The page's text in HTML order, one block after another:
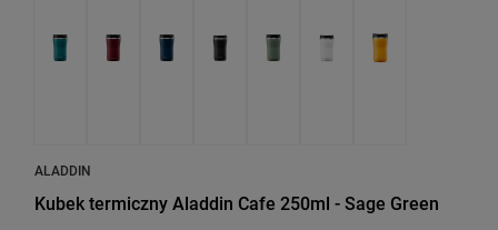
ALADDIN
Kubek termiczny Aladdin Cafe 250ml - Sage Green